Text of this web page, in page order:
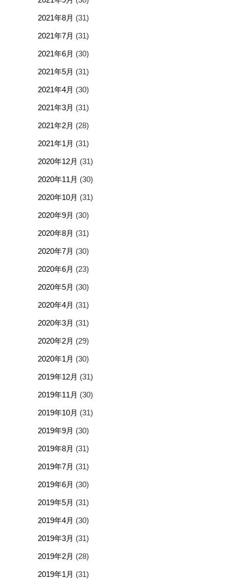
2021年8月 (31)
2021年7月 (31)
2021年6月 (30)
2021年5月 (31)
2021年4月 (30)
2021年3月 (31)
2021年2月 (28)
2021年1月 (31)
2020年12月 (31)
2020年11月 (30)
2020年10月 (31)
2020年9月 (30)
2020年8月 (31)
2020年7月 (30)
2020年6月 (23)
2020年5月 (30)
2020年4月 (31)
2020年3月 (31)
2020年2月 (29)
2020年1月 (30)
2019年12月 (31)
2019年11月 (30)
2019年10月 (31)
2019年9月 (30)
2019年8月 (31)
2019年7月 (31)
2019年6月 (30)
2019年5月 (31)
2019年4月 (30)
2019年3月 (31)
2019年2月 (28)
2019年1月 (31)